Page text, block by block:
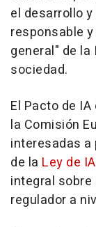
el desarrollo
responsable
general" de
sociedad.
El Pacto de
la Comisión
interesadas a
de la Ley de
integral
regulador a